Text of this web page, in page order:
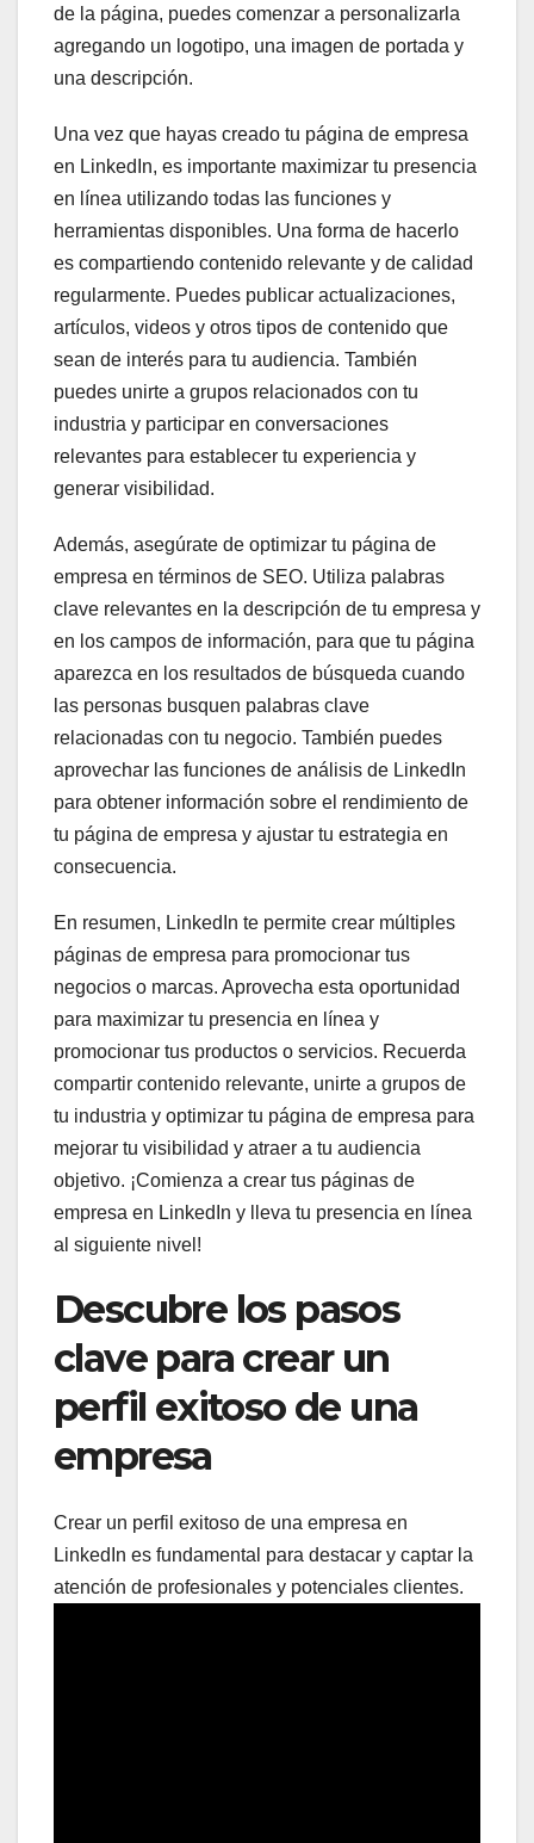
de la página, puedes comenzar a personalizarla
agregando un logotipo, una imagen de portada y
una descripción.
Una vez que hayas creado tu página de empresa
en LinkedIn, es importante maximizar tu presencia
en línea utilizando todas las funciones y
herramientas disponibles. Una forma de hacerlo
es compartiendo contenido relevante y de calidad
regularmente. Puedes publicar actualizaciones,
artículos, videos y otros tipos de contenido que
sean de interés para tu audiencia. También
puedes unirte a grupos relacionados con tu
industria y participar en conversaciones
relevantes para establecer tu experiencia y
generar visibilidad.
Además, asegúrate de optimizar tu página de
empresa en términos de SEO. Utiliza palabras
clave relevantes en la descripción de tu empresa y
en los campos de información, para que tu página
aparezca en los resultados de búsqueda cuando
las personas busquen palabras clave
relacionadas con tu negocio. También puedes
aprovechar las funciones de análisis de LinkedIn
para obtener información sobre el rendimiento de
tu página de empresa y ajustar tu estrategia en
consecuencia.
En resumen, LinkedIn te permite crear múltiples
páginas de empresa para promocionar tus
negocios o marcas. Aprovecha esta oportunidad
para maximizar tu presencia en línea y
promocionar tus productos o servicios. Recuerda
compartir contenido relevante, unirte a grupos de
tu industria y optimizar tu página de empresa para
mejorar tu visibilidad y atraer a tu audiencia
objetivo. ¡Comienza a crear tus páginas de
empresa en LinkedIn y lleva tu presencia en línea
al siguiente nivel!
Descubre los pasos
clave para crear un
perfil exitoso de una
empresa
Crear un perfil exitoso de una empresa en
LinkedIn es fundamental para destacar y captar la
atención de profesionales y potenciales clientes.